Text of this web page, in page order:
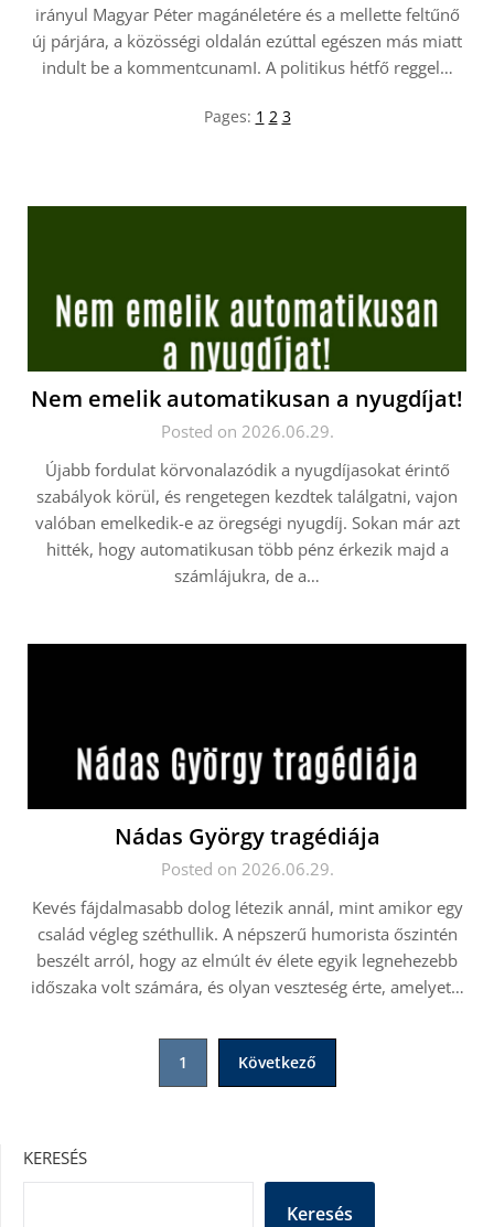
irányul Magyar Péter magánéletére és a mellette feltűnő
új párjára, a közösségi oldalán ezúttal egészen más miatt
indult be a kommentcunamI. A politikus hétfő reggel…
Pages: 1 2 3
Nem emelik automatikusan a nyugdíjat!
Posted on 2026.06.29.
Újabb fordulat körvonalazódik a nyugdíjasokat érintő
szabályok körül, és rengetegen kezdtek találgatni, vajon
valóban emelkedik-e az öregségi nyugdíj. Sokan már azt
hitték, hogy automatikusan több pénz érkezik majd a
számlájukra, de a…
Nádas György tragédiája
Posted on 2026.06.29.
Kevés fájdalmasabb dolog létezik annál, mint amikor egy
család végleg széthullik. A népszerű humorista őszintén
beszélt arról, hogy az elmúlt év élete egyik legnehezebb
időszaka volt számára, és olyan veszteség érte, amelyet…
1 Következő
KERESÉS
Keresés